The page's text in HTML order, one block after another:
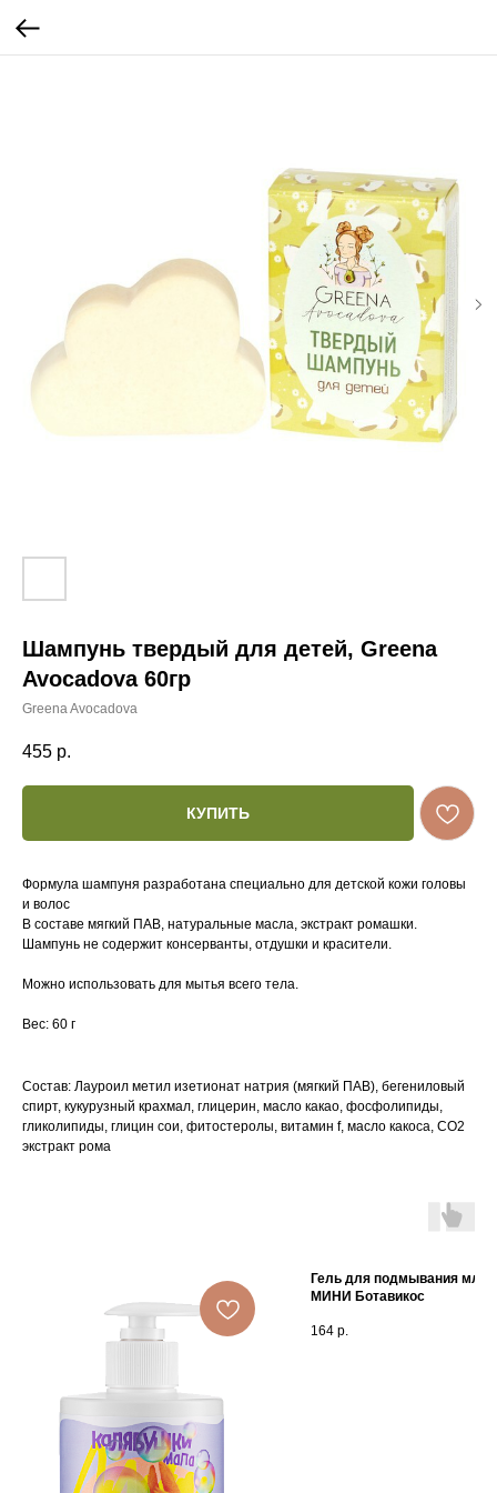
Шампунь твердый для детей, Greena
Avocadova 60гр
Greena Avocadova
455 р.
КУПИТЬ
Формула шампуня разработана специально для детской кожи головы
и волос
В составе мягкий ПАВ, натуральные масла, экстракт ромашки.
Шампунь не содержит консерванты, отдушки и красители.
Можно использовать для мытья всего тела.
Вес: 60 г
Состав: Лауроил метил изетионат натрия (мягкий ПАВ), бегениловый
спирт, кукурузный крахмал, глицерин, масло какао, фосфолипиды,
гликолипиды, глицин сои, фитостеролы, витамин f, масло какоса, СО2
экстракт рома
Гель для подмывания
МИНИ Ботавикос
164 р.